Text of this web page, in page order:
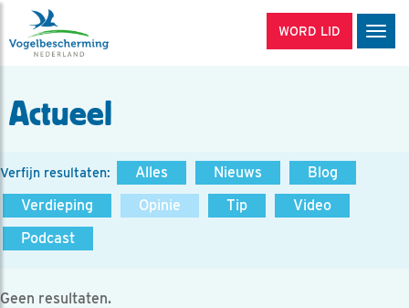
WORD LID
Actueel
Verfijn resultaten: Alles Nieuws
Blog
Verdieping
Opinie Tip
Video
Podcast
Geen resultaten.